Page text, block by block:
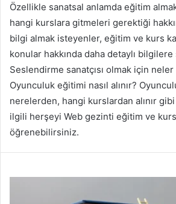
Özellikle sanatsal anlamda eğitim
hangi kurslara gitmeleri gerektiği
bilgi almak isteyenler, eğitim ve kurs
konular hakkında daha detaylı
Seslendirme sanatçısı olmak için
Oyunculuk eğitimi nasıl alınır?
nerelerden, hangi kurslardan alınır
ilgili herşeyi Web gezinti eğitim ve
öğrenebilirsiniz.